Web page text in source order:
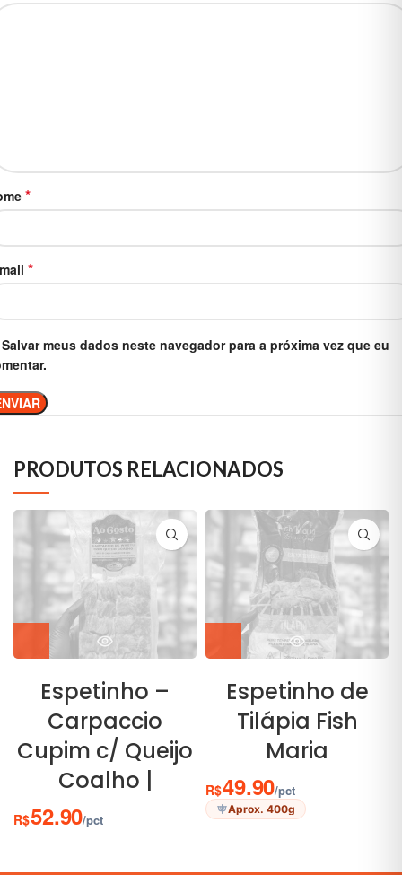
*
*
Salvar meus dados neste navegador para a próxima vez que eu
PRODUTOS RELACIONADOS
Espetinho –
Carpaccio
Cupim c/ Queijo
Coalho |
R$52.90/pct
Espetinho de
Tilápia Fish
Maria
R$49.90/pct
Aprox. 400g